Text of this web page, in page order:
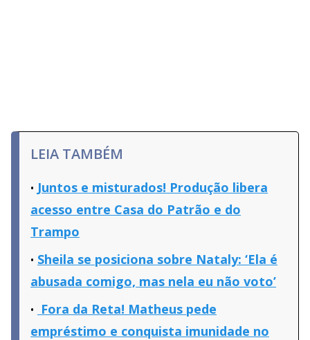
LEIA TAMBÉM
Juntos e misturados! Produção libera
acesso entre Casa do Patrão e do
Trampo
Sheila se posiciona sobre Nataly: ‘Ela é
abusada comigo, mas nela eu não voto’
Fora da Reta! Matheus pede
empréstimo e conquista imunidade no